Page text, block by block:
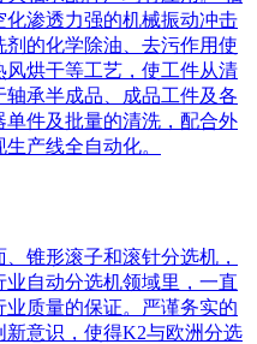
渗透力强的机械振动冲击
的化学除油、去污作用使
烘干等工艺，使工件从清
承半成品、成品工件及各
件及批量的清洗，配合外
产线全自动化。
锥形滚子和滚针分选机，
自动分选机领域里，一直
质量的保证。严谨务实的
意识，使得K2与欧洲分选